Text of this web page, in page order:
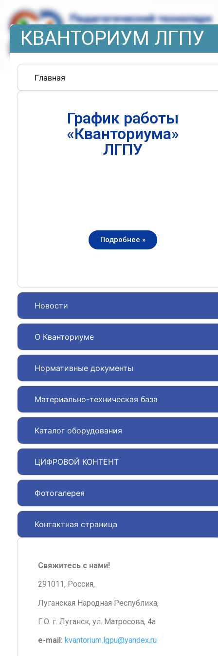
КВАНТОРИУМ ЛГПУ
Главная
Новости
О Кванториуме
Нормативные документы
Материально-техническая база
Каталог оборудования
ЦИФРОВОЙ КОНТЕНТ
Фотогалерея
Контактная страница
График работы
«Кванториума»
ЛГПУ
Подробнее »
Свяжитесь с нами!
291011, Россия,
Луганская Народная Республика,
Г.О. г. Луганск, ул. Матросова, 4а
e-mail: kvantorium.lgpu@yandex.ru